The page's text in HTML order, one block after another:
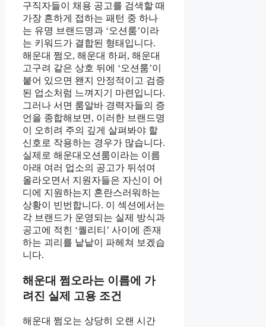
구직자들이 채용 공고를 검색할 때
가장 흔하게 접하는 패턴 중 하나
는 유명 브랜드명과 ‘오션룸’이라
는 키워드가 결합된 형태입니다.
해운대 쩜오, 해운대 하퍼, 해운대
고구려 같은 상호 뒤에 ‘오션룸’이
붙어 있으면 왠지 안정적이고 검증
된 업소처럼 느껴지기 마련입니다.
그러나 서면 룸알바 경력자들의 증
언을 종합해보면, 이러한 브랜드명
이 오히려 주의 깊게 살펴봐야 할
신호로 작용하는 경우가 많습니다.
실제로 해운대오션룸이라는 이름
아래 여러 업소의 공고가 뒤섞여
올라오면서 지원자들은 자신이 어
디에 지원하는지 혼란스러워하는
상황이 빈번합니다. 이 섹션에서는
각 브랜드가 운영되는 실제 방식과
공고에 적힌 ‘퀄리티’ 사이에 존재
하는 괴리를 낱낱이 파헤쳐 보겠습
니다.
해운대 쩜오라는 이름에 가
려진 실제 고용 조건
해운대 쩜오는 상당히 오랜 시간